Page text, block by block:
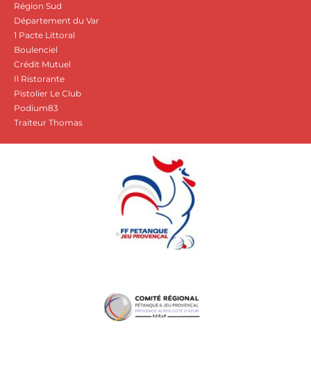
Région Sud
Département du Var
1 Pacte Littoral
Boulenciel
Crédit Mutuel
Il Ristorante
Pistolier Le Club
Podium83
Traiteur Thomas